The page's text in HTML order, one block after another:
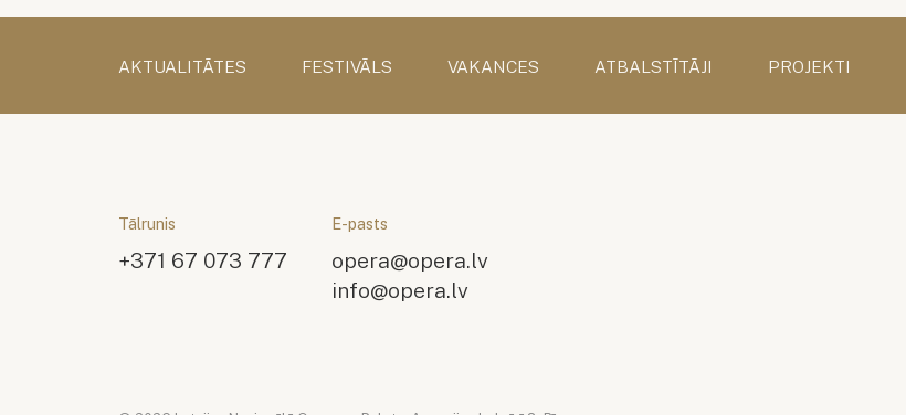
AKTUALITĀTES FESTIVĀLS VAKANCES ATBALSTĪTĀJI PROJEKTI
Tālrunis
+371 67 073 777
E-pasts
opera@opera.lv
info@opera.lv